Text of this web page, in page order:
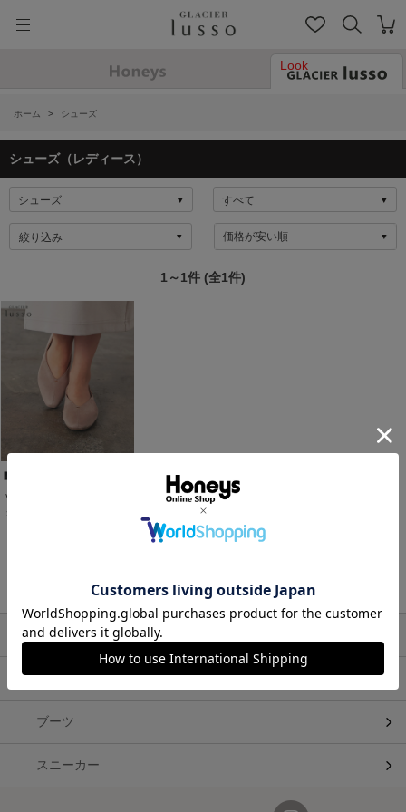
Look
ホーム > シューズ
シューズ（レディース）
絞り込み
1～1件 (全1件)
Ｖカットフラットシューズ
￥3,980
関連キーワード
パンプス・フラットシューズ
サンダル
ブーツ
スニーカー